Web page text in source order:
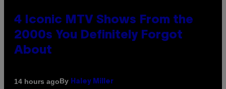
4 Iconic MTV Shows From the
2000s You Definitely Forgot
About
14 hours agoBy Haley Miller